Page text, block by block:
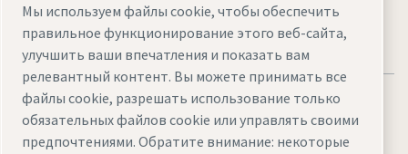
Мы используем файлы cookie, чтобы обеспечить
правильное функционирование этого веб-сайта,
улучшить ваши впечатления и показать вам
релевантный контент. Вы можете принимать все
файлы cookie, разрешать использование только
обязательных файлов cookie или управлять своими
предпочтениями. Обратите внимание: некоторые